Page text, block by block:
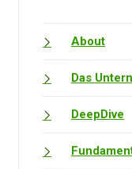
About
Das
DeepDive